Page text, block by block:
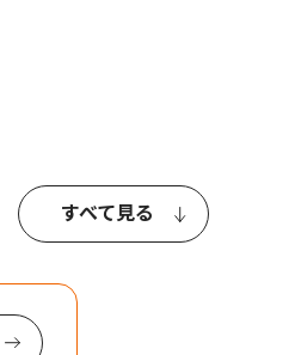
すべて見る